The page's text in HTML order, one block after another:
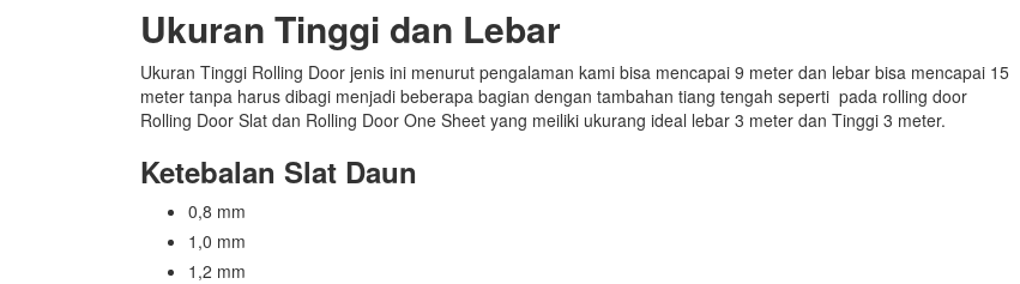
Ukuran Tinggi dan Lebar
Ukuran Tinggi Rolling Door jenis ini menurut pengalaman kami bisa mencapai 9 meter dan lebar bisa mencapai 15
meter tanpa harus dibagi menjadi beberapa bagian dengan tambahan tiang tengah seperti pada rolling door
Rolling Door Slat dan Rolling Door One Sheet yang meiliki ukurang ideal lebar 3 meter dan Tinggi 3 meter.
Ketebalan Slat Daun
0,8 mm
1,0 mm
1,2 mm